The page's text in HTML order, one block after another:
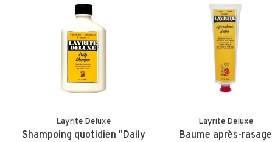
Layrite Deluxe
Shampoing quotidien "Daily
Layrite Deluxe
Baume après-rasage